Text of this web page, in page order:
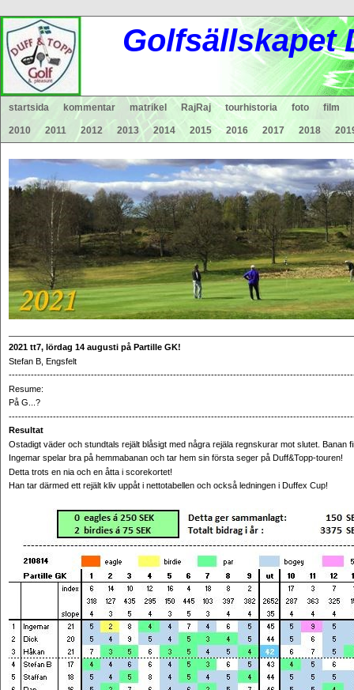
Golfsällskapet
startsida kommentar matrikel RajRaj tourhistoria foto film
2010 2011 2012 2013 2014 2015 2016 2017 2018
2021 tt7, lördag 14 augusti på Partille GK!
Stefan B, Engsfelt
Resume:
På G...?
Resultat
Ostadigt väder och stundtals rejält blåsigt med några rejäla regnskurar mot slutet. Banan
Ingemar spelar bra på hemmabanan och tar hem sin första seger på Duff&Topp-touren!
Detta trots en nia och en åtta i scorekortet!
Han tar därmed ett rejält kliv uppåt i nettotabellen och också ledningen i Duffex Cup!